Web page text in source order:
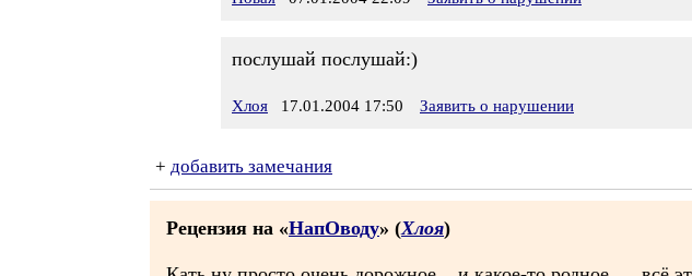
послушай послушай:)
Хлоя 17.01.2004 17:50 Заявить о нарушении
+ добавить замечания
Рецензия на «НапОводу» (Хлоя)